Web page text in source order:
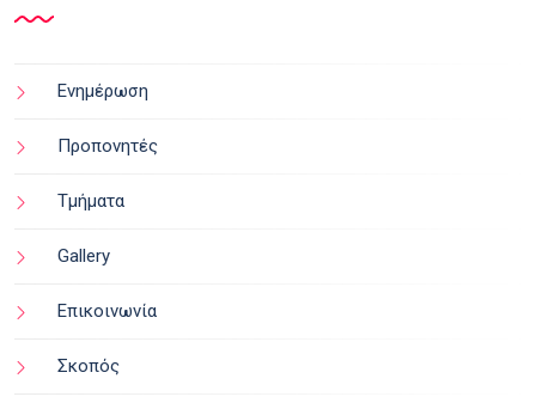
Ενημέρωση
Προπονητές
Τμήματα
Gallery
Επικοινωνία
Σκοπός